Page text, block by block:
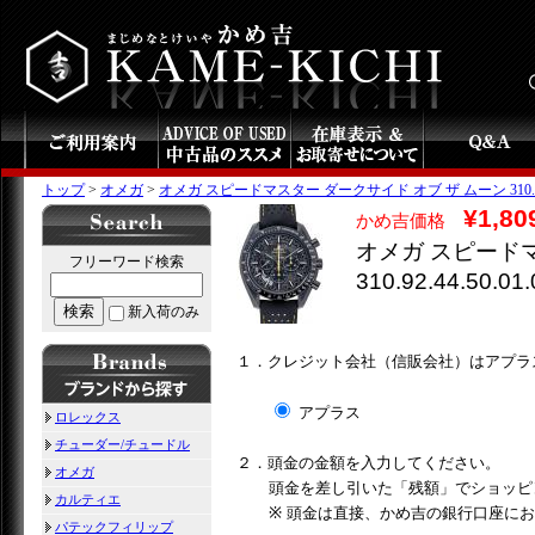
トップ > オメガ > オメガ スピードマスター ダークサイド オブ ザ ムーン
フリーワード検索
検索 新入荷のみ
ロレックス
チューダー/チュードル
オメガ
カルティエ
パテックフィリップ
かめ吉価格
オメガ スピード
１．クレジット会社（信販会社）はアプ
アプラス
２．頭金の金額を入力してください。
頭金を差し引いた「残額」でショッ
※ 頭金は直接、かめ吉の銀行口座に